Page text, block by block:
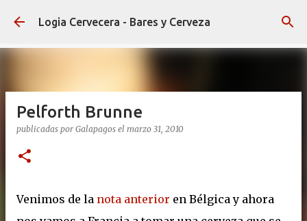
Ir al contenido principal
Logia Cervecera - Bares y Cerveza
Pelforth Brunne
publicadas por Galapagos el marzo 31, 2010
Venimos de la nota anterior en Bélgica y ahora